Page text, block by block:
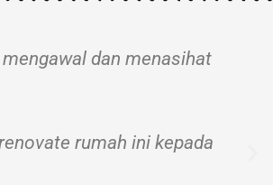
dan menasihat
rumah ini kepada